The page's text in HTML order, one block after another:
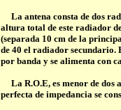
La antena consta de dos
altura total de este radiador
(separada 10 cm de la
de 40 el radiador secundario.
por banda y se alimenta con
La R.O.E, es menor de dos
perfecta de impedancia se